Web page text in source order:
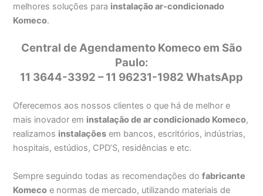
melhores soluções para instalação ar-condicionado
Komeco.
Central de Agendamento Komeco em São
Paulo:
11 3644-3392 – 11 96231-1982 WhatsApp
Oferecemos aos nossos clientes o que há de melhor e
mais inovador em instalação de ar condicionado Komeco,
realizamos instalações em bancos, escritórios, indústrias,
hospitais, estúdios, CPD’S, residências e etc.
Sempre seguindo todas as recomendações dofabricante
Komeco e normas de mercado, utilizando materiais de